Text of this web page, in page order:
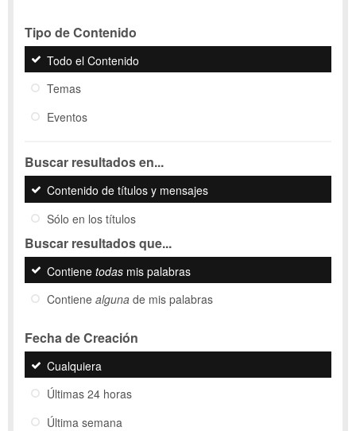
Tipo de Contenido
Todo el Contenido
Temas
Eventos
Buscar resultados en...
Contenido de títulos y mensajes
Sólo en los títulos
Buscar resultados que...
Contiene todas mis palabras
Contiene alguna de mis palabras
Fecha de Creación
Cualquiera
Últimas 24 horas
Última semana